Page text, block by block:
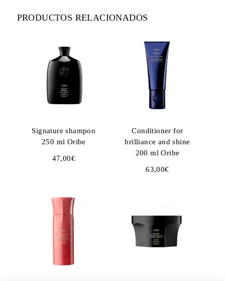
PRODUCTOS RELACIONADOS
Signature shampoo
250 ml Oribe
47,00€
Conditioner for
brilliance and shine
200 ml Oribe
63,00€